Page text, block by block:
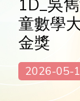
1D_吳
童數學
金獎
2026-05-